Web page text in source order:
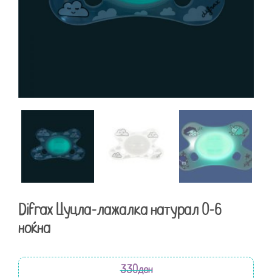
Difrax Цуцла-лажалка натурал 0-6
ноќна
330ден